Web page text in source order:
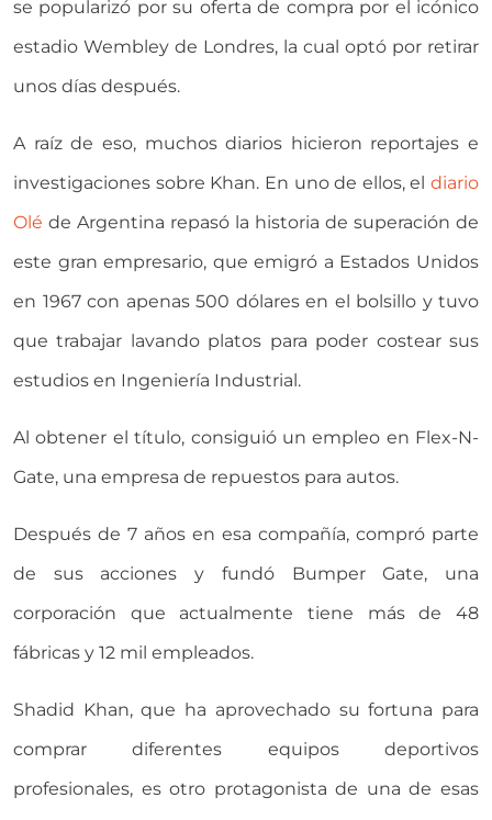
se popularizó por su oferta de compra por el icónico
estadio Wembley de Londres, la cual optó por retirar
unos días después.
A raíz de eso, muchos diarios hicieron reportajes e
investigaciones sobre Khan. En uno de ellos, el diario
Olé de Argentina repasó la historia de superación de
este gran empresario, que emigró a Estados Unidos
en 1967 con apenas 500 dólares en el bolsillo y tuvo
que trabajar lavando platos para poder costear sus
estudios en Ingeniería Industrial.
Al obtener el título, consiguió un empleo en Flex-N-
Gate, una empresa de repuestos para autos.
Después de 7 años en esa compañía, compró parte
de sus acciones y fundó Bumper Gate, una
corporación que actualmente tiene más de 48
fábricas y 12 mil empleados.
Shadid Khan, que ha aprovechado su fortuna para
comprar diferentes equipos deportivos
profesionales, es otro protagonista de una de esas